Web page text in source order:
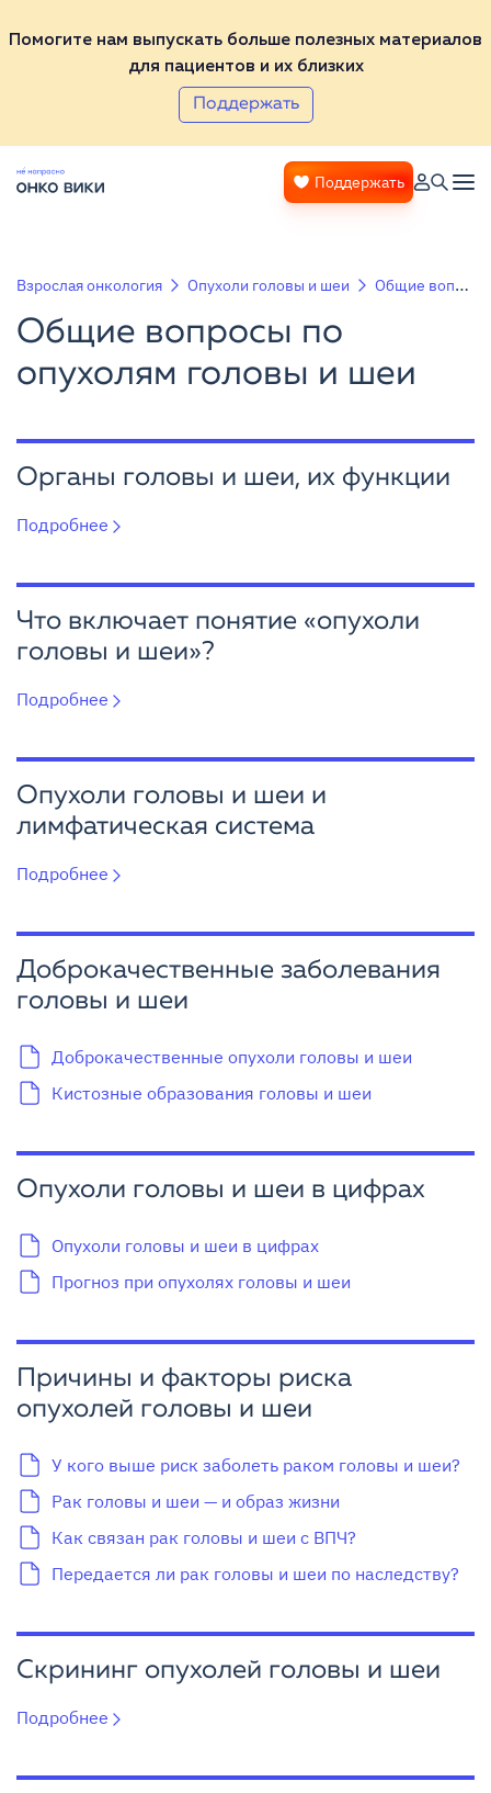
Помогите нам выпускать больше полезных материалов
для пациентов и их близких
Поддержать
Поддержать
Взрослая онкология Опухоли головы и шеи Общие вопросы по опухолям головы и шеи
Общие вопросы по
опухолям головы и шеи
Органы головы и шеи, их функции
Подробнее
Что включает понятие «опухоли
головы и шеи»?
Подробнее
Опухоли головы и шеи и
лимфатическая система
Подробнее
Доброкачественные заболевания
головы и шеи
Доброкачественные опухоли головы и шеи
Кистозные образования головы и шеи
Опухоли головы и шеи в цифрах
Опухоли головы и шеи в цифрах
Прогноз при опухолях головы и шеи
Причины и факторы риска
опухолей головы и шеи
У кого выше риск заболеть раком головы и шеи?
Рак головы и шеи — и образ жизни
Как связан рак головы и шеи с ВПЧ?
Передается ли рак головы и шеи по наследству?
Скрининг опухолей головы и шеи
Подробнее